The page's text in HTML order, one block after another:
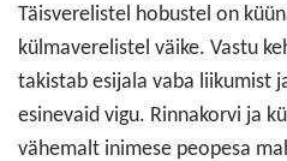
Täisverelistel hobustel on
külmaverelistel väike. Vastu
takistab esijala vaba liikumist
esinevaid vigu. Rinnakorvi ja
vähemalt inimese peopesa